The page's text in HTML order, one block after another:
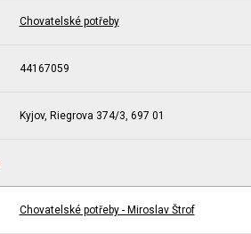
Chovatelské potřeby
44167059
Kyjov, Riegrova 374/3, 697 01
Chovatelské potřeby - Miroslav Štrof